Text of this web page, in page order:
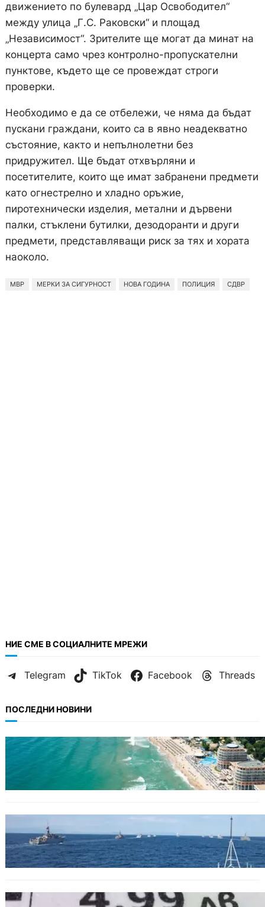
движението по булевард „Цар Освободител“
между улица „Г.С. Раковски“ и площад
„Независимост“. Зрителите ще могат да минат на
концерта само чрез контролно-пропускателни
пунктове, където ще се провеждат строги
проверки.
Необходимо е да се отбележи, че няма да бъдат
пускани граждани, които са в явно неадекватно
състояние, както и непълнолетни без
придружител. Ще бъдат отхвърляни и
посетителите, които ще имат забранени предмети
като огнестрелно и хладно оръжие,
пиротехнически изделия, метални и дървени
палки, стъклени бутилки, дезодоранти и други
предмети, представляващи риск за тях и хората
наоколо.
МВР МЕРКИ ЗА СИГУРНОСТ НОВА ГОДИНА ПОЛИЦИЯ СДВР
НИЕ СМЕ В СОЦИАЛНИТЕ МРЕЖИ
Telegram TikTok Facebook Threads
ПОСЛЕДНИ НОВИНИ
ИКОНОМИКА
Интерактивна карта показва всички водни
бази по Черноморието
Нов минен ловец за българския флот
пристига до края на годината
БЪЛГАРИЯ